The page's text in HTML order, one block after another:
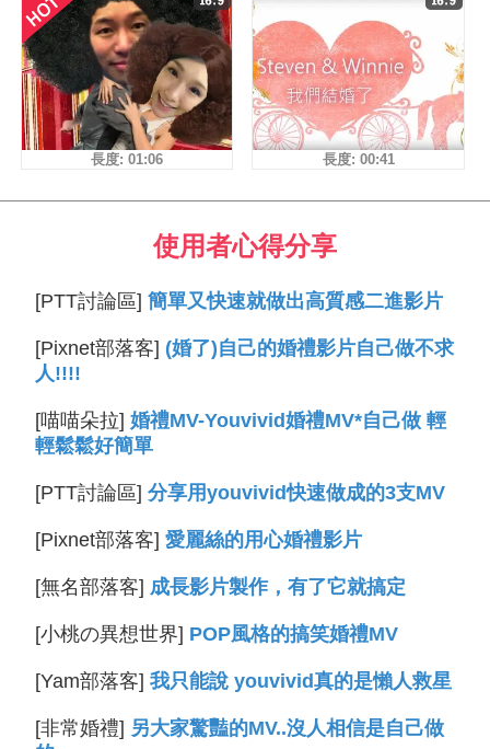
長度: 01:06 長度: 00:41
使用者心得分享
[PTT討論區]簡單又快速就做出高質感二進影片
[Pixnet部落客] (婚了)自己的婚禮影片自己做不求
人!!!!
[喵喵朵拉]婚禮MV-Youvivid婚禮MV*自己做 輕
輕鬆鬆好簡單
[PTT討論區]分享用youvivid快速做成的3支MV
[Pixnet部落客]愛麗絲的用心婚禮影片
[無名部落客] 成長影片製作，有了它就搞定
[小桃の異想世界] POP風格的搞笑婚禮MV
[Yam部落客]我只能說 youvivid真的是懶人救星
[非常婚禮] 另大家驚豔的MV..沒人相信是自己做